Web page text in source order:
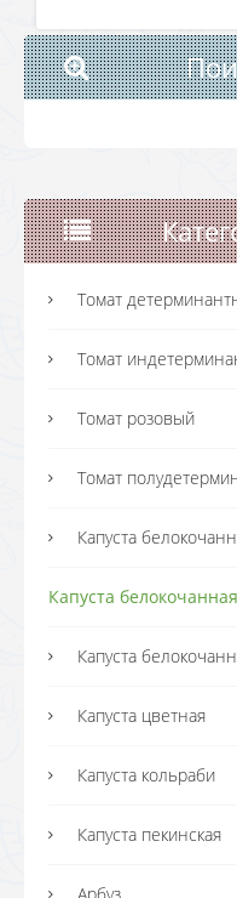
Томат
Томат
Томат розовый
Томат
Капуста
Капуста
Капуста
Капуста цветная
Капуста кольраби
Капуста пекинская